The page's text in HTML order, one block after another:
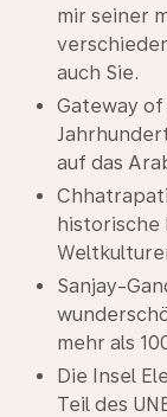
mir seiner
auch Sie.
Gateway of
auf das
historische
Sanjay-
mehr als
Die Insel
Teil des